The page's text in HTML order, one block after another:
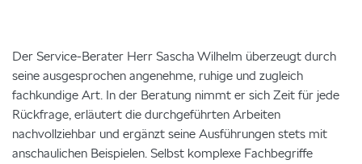
Der Service-Berater Herr Sascha Wilhelm überzeugt durch
seine ausgesprochen angenehme, ruhige und zugleich
fachkundige Art. In der Beratung nimmt er sich Zeit für jede
Rückfrage, erläutert die durchgeführten Arbeiten
nachvollziehbar und ergänzt seine Ausführungen stets mit
anschaulichen Beispielen. Selbst komplexe Fachbegriffe